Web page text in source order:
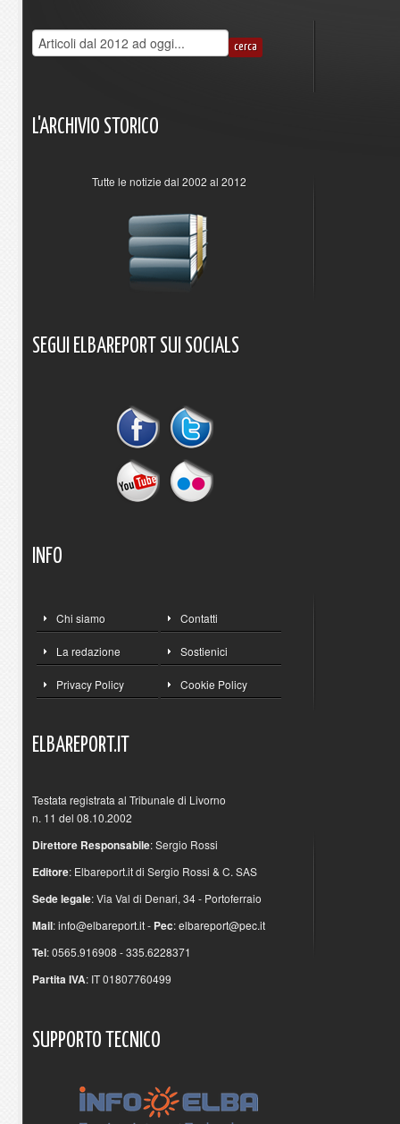
L'ARCHIVIO STORICO
Tutte le notizie dal 2002 al 2012
SEGUI ELBAREPORT SUI SOCIALS
INFO
Chi siamo Contatti
La redazione Sostienici
Privacy Policy Cookie Policy
ELBAREPORT.IT
Testata registrata al Tribunale di Livorno
n. 11 del 08.10.2002
Direttore Responsabile: Sergio Rossi
Editore: Elbareport.it di Sergio Rossi & C. SAS
Sede legale: Via Val di Denari, 34 - Portoferraio
Mail:info@elbareport.it- Pec:elbareport@pec.it
Tel: 0565.916908 - 335.6228371
Partita IVA: IT 01807760499
SUPPORTO TECNICO